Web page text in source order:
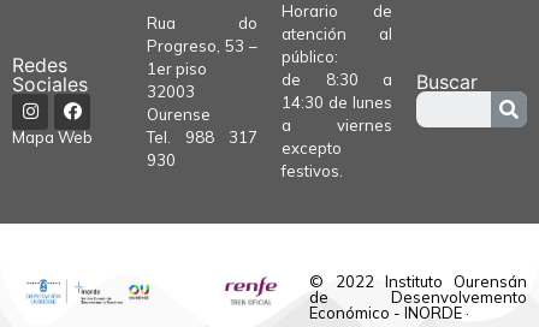
Redes
Sociales
Mapa Web
Rua do
Progreso, 53 –
1er piso
32003
Ourense
Tel. 988 317
930
Horario de
atención al
público:
de 8:30 a
14:30 de lunes
a viernes
excepto
festivos.
Buscar
© 2022 Instituto Ourensán
de Desenvolvemento
Económico - INORDE ·